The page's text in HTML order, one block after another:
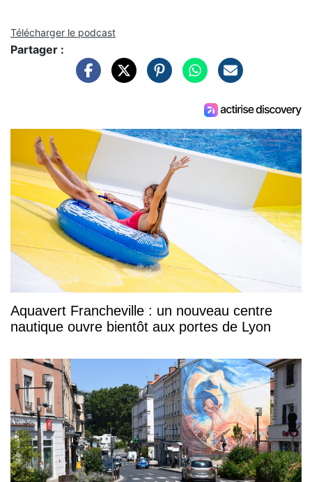
Télécharger le podcast
Partager :
Aquavert Francheville : un nouveau centre
nautique ouvre bientôt aux portes de Lyon